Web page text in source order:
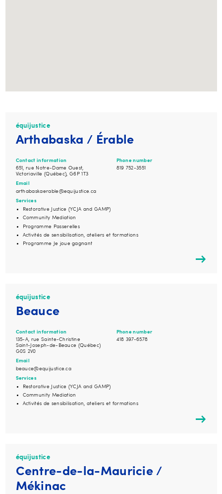
équijustice
Arthabaska / Érable
Contact information
651, rue Notre-Dame Ouest,
Victoriaville (Québec), G6P 1T3
Phone number
819 752-3551
Email
arthabaskaerable@equijustice.ca
Services
Restorative Justice (YCJA and GAMP)
Community Mediation
Programme Passerelles
Activités de sensibilisation, ateliers et formations
Programme Je joue gagnant
équijustice
Beauce
Contact information
135-A, rue Sainte-Christine
Saint-Joseph-de-Beauce (Québec)
G0S 2V0
Phone number
418 397-6578
Email
beauce@equijustice.ca
Services
Restorative Justice (YCJA and GAMP)
Community Mediation
Activités de sensibilisation, ateliers et formations
équijustice
Centre-de-la-Mauricie /
Mékinac